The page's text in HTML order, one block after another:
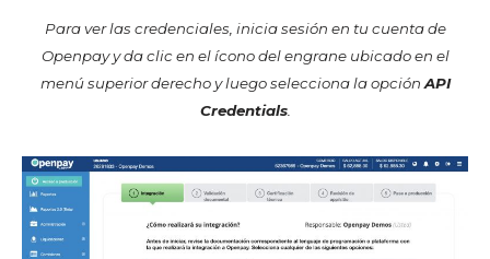
Para ver las credenciales, inicia sesión en tu cuenta de
Openpay y da clic en el ícono del engrane ubicado en el
menú superior derecho y luego selecciona la opción API
Credentials.